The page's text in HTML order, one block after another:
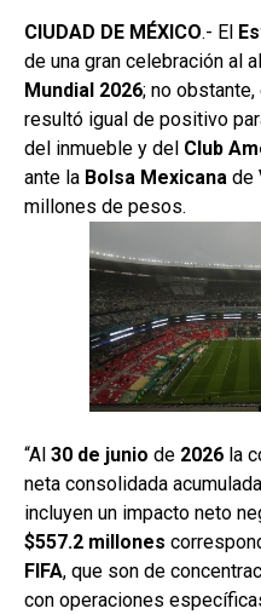
CIUDAD DE MÉXICO.- El
de una gran celebración al
Mundial 2026; no
resultó igual de positivo
del inmueble y del Club
ante la Bolsa Mexicana de
millones de pesos.
“Al 30 de junio de 2026 la
neta consolidada
incluyen un impacto neto
$557.2 millones
FIFA, que son de
con operaciones